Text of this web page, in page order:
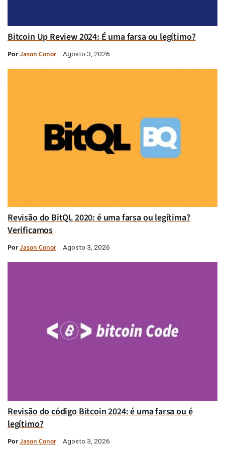
Bitcoin Up Review 2024: É uma farsa ou legítimo?
PorJason Conor Agosto 3, 2026
Revisão do BitQL 2020: é uma farsa ou legítima?
Verificamos
PorJason Conor Agosto 3, 2026
Revisão do código Bitcoin 2024: é uma farsa ou é
legítimo?
PorJason Conor Agosto 3, 2026